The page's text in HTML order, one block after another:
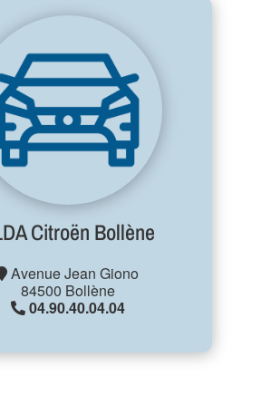
Citroën Bollène
Avenue Jean Giono
84500 Bollène
04.90.40.04.04